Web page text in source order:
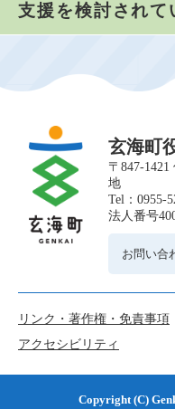
支援を検討されて
玄海町
〒847-
地
Tel：0955-
法人番号
お問い合
リンク・著作権・免責事項
アクセシビリティ
Copyright (C)